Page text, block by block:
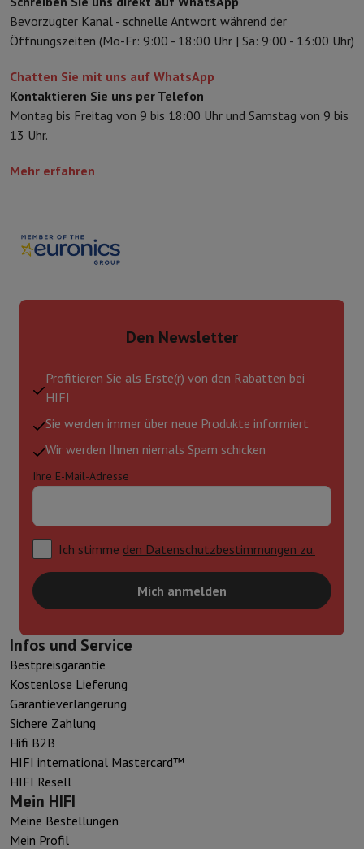
Bevorzugter Kanal - schnelle Antwort während der
Öffnungszeiten (Mo-Fr: 9:00 - 18:00 Uhr | Sa: 9:00 - 13:00 Uhr)
Chatten Sie mit uns auf WhatsApp
Kontaktieren Sie uns per Telefon
Montag bis Freitag von 9 bis 18:00 Uhr und Samstag von 9 bis
13 Uhr.
Mehr erfahren
Den Newsletter
Profitieren Sie als Erste(r) von den Rabatten bei
HIFI
Sie werden immer über neue Produkte informiert
Wir werden Ihnen niemals Spam schicken
Ihre E-Mail-Adresse
Ich stimme den Datenschutzbestimmungen zu.
Mich anmelden
Infos und Service
Bestpreisgarantie
Kostenlose Lieferung
Garantieverlängerung
Sichere Zahlung
Hifi B2B
HIFI international Mastercard™
HIFI Resell
Mein HIFI
Meine Bestellungen
Mein Profil